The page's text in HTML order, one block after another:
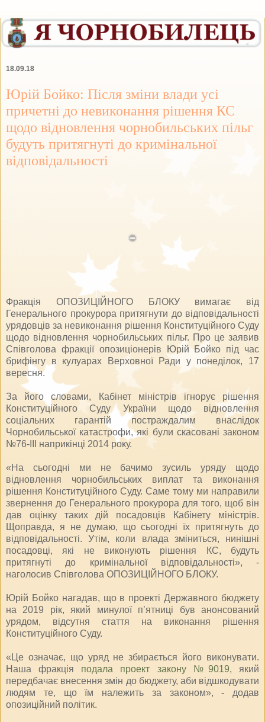
18.09.18
Юрій Бойко: Після зміни влади усі
причетні до невиконання рішення КС
щодо відновлення чорнобильських пільг
будуть притягнуті до кримінальної
відповідальності
Фракція ОПОЗИЦІЙНОГО БЛОКУ вимагає від
Генерального прокурора притягнути до відповідальності
урядовців за невиконання рішення Конституційного Суду
щодо відновлення чорнобильських пільг. Про це заявив
Співголова фракції опозиціонерів Юрій Бойко під час
брифінгу в кулуарах Верховної Ради у понеділок, 17
вересня.
За його словами, Кабінет міністрів ігнорує рішення
Конституційного Суду України щодо відновлення
соціальних гарантій постраждалим внаслідок
Чорнобильської катастрофи, які були скасовані законом
№76-III наприкінці 2014 року.
«На сьогодні ми не бачимо зусиль уряду щодо
відновлення чорнобильських виплат та виконання
рішення Конституційного Суду. Саме тому ми направили
звернення до Генерального прокурора для того, щоб він
дав оцінку таких дій посадовців Кабінету міністрів.
Щоправда, я не думаю, що сьогодні їх притягнуть до
відповідальності. Утім, коли влада зміниться, нинішні
посадовці, які не виконують рішення КС, будуть
притягнуті до кримінальної відповідальності», -
наголосив Співголова ОПОЗИЦІЙНОГО БЛОКУ.
Юрій Бойко нагадав, що в проекті Державного бюджету
на 2019 рік, який минулої п’ятниці був анонсований
урядом, відсутня стаття на виконання рішення
Конституційного Суду.
«Це означає, що уряд не збирається його виконувати.
Наша фракція подала проект закону №9019, який
передбачає внесення змін до бюджету, аби відшкодувати
людям те, що їм належить за законом», - додав
опозиційний політик.